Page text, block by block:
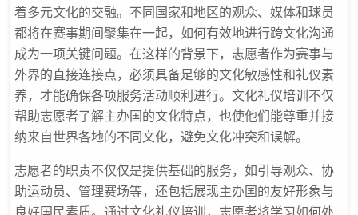
着多元文化的交融。不同国家和地区的观众、媒体和球员
都将在赛事期间聚集在一起，如何有效地进行跨文化沟通
成为一项关键问题。在这样的背景下，志愿者作为赛事与
外界的直接连接点，必须具备足够的文化敏感性和礼仪素
养，才能确保各项服务活动顺利进行。文化礼仪培训不仅
帮助志愿者了解主办国的文化特点，也使他们能尊重并接
纳来自世界各地的不同文化，避免文化冲突和误解。
志愿者的职责不仅仅是提供基础的服务，如引导观众、协
助运动员、管理赛场等，还包括展现主办国的友好形象与
良好国民素质。通过文化礼仪培训，志愿者将学习如何处